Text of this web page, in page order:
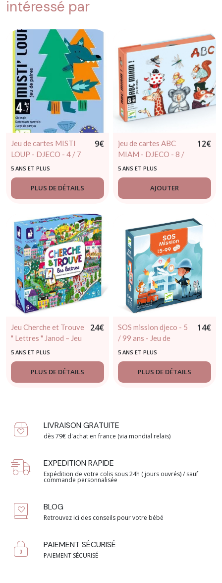
intéressé par
Jeu de cartes MISTI
LOUP - DJECO - 4 / 7
ans
9€
5 ANS ET PLUS
PLUS DE DÉTAILS
jeu de cartes ABC
MIAM - DJECO - 8 /
99 ans
12€
5 ANS ET PLUS
AJOUTER
Jeu Cherche et Trouve
" Lettres " Janod – Jeu
éducatif dès 5 ans
24€
5 ANS ET PLUS
PLUS DE DÉTAILS
SOS mission djeco - 5
/ 99 ans - Jeu de
stratégie
14€
5 ANS ET PLUS
PLUS DE DÉTAILS
LIVRAISON GRATUITE
dès 79€ d'achat en france (via mondial relais)
EXPEDITION RAPIDE
Expédition de votre colis sous 24h ( jours ouvrés) / sauf
commande personnalisée
BLOG
Retrouvez ici des conseils pour votre bébé
PAIEMENT SÉCURISÉ
PAIEMENT SÉCURISÉ